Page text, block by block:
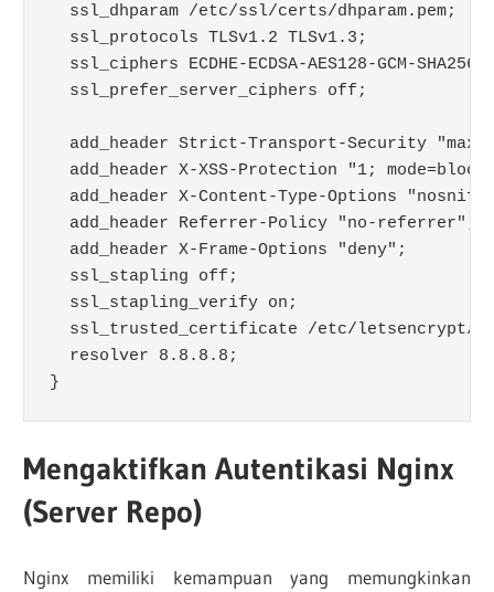
  ssl_dhparam /etc/ssl/certs/dhparam.pem;
  ssl_protocols TLSv1.2 TLSv1.3;
ssl_ciphers ECDHE-ECDSA-AES128-GCM-
  ssl_prefer_server_ciphers off;
add_header Strict-Transport-Security
add_header X-XSS-Protection "1;
add_header X-Content-Type-Options
  add_header Referrer-Policy "no-referrer";
  add_header X-Frame-Options "deny";
  ssl_stapling off;
  ssl_stapling_verify on;
ssl_trusted_certificate /etc/letsencrypt/
  resolver 8.8.8.8;
}
Mengaktifkan Autentikasi Nginx
(Server Repo)
Nginx memiliki kemampuan yang memungkinkan